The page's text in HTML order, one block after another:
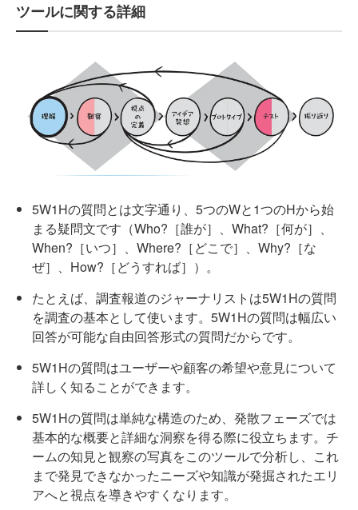
ツールに関する詳細
5W1Hの質問とは文字通り、5つのWと1つのHから始
まる疑問文です（Who?［誰が］、What?［何が］、
When?［いつ］、Where?［どこで］、Why?［な
ぜ］、How?［どうすれば］）。
たとえば、調査報道のジャーナリストは5W1Hの質問
を調査の基本として使います。5W1Hの質問は幅広い
回答が可能な自由回答形式の質問だからです。
5W1Hの質問はユーザーや顧客の希望や意見について
詳しく知ることができます。
5W1Hの質問は単純な構造のため、発散フェーズでは
基本的な概要と詳細な洞察を得る際に役立ちます。チ
ームの知見と観察の写真をこのツールで分析し、これ
まで発見できなかったニーズや知識が発掘されたエリ
アへと視点を導きやすくなります。